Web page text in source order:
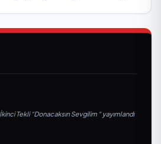
Tekli “Donacaksın Sevgilim “ yayımlandı